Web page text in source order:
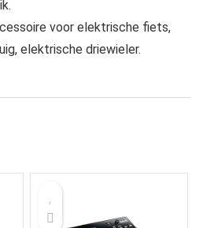
voor elektrische fiets,
elektrische driewieler.